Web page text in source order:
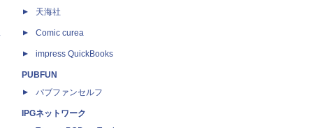
天海社
Comic curea
impress QuickBooks
PUBFUN
パブファンセルフ
IPGネットワーク